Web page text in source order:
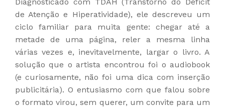
de Atenção e Hiperatividade), ele descreveu um
ciclo familiar para muita gente: chegar até a
metade de uma página, reler a mesma linha
várias vezes e, inevitavelmente, largar o livro. A
solução que o artista encontrou foi o audiobook
(e curiosamente, não foi uma dica com inserção
publicitária). O entusiasmo com que falou sobre
o formato virou, sem querer, um convite para um